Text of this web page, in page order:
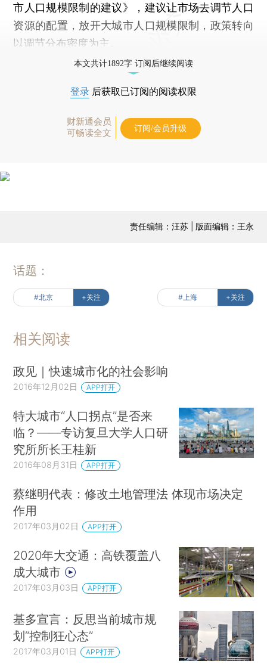
市人口规模限制的建议》，建议让市场去调节人口
资源的配置，放开大城市人口规模限制，政策转向
以调节分布密度为主。
本文共计1892字 订阅后继续阅读
登录 后获取已订阅的阅读权限
财新通会员
可畅读全文
订阅/会员升级
责任编辑：汪苏 | 版面编辑：王永
话题：
#北京 +关注 #上海 +关注
相关阅读
政见｜快速城市化的社会影响
2016年12月02日 APP打开
特大城市“人口拐点”是否来
临？——专访复旦大学人口研
究所所长王桂新
2016年08月31日 APP打开
蔡继明代表：修改土地管理法 体现市场决定
作用
2017年03月02日 APP打开
2020年大交通：高铁覆盖八
成大城市
2017年03月03日 APP打开
基多宣言：反思当前城市规
划“控制狂心态”
2017年03月01日 APP打开